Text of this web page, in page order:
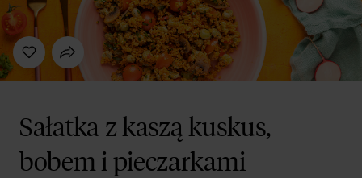
Sałatka z kaszą kuskus,
bobem i pieczarkami